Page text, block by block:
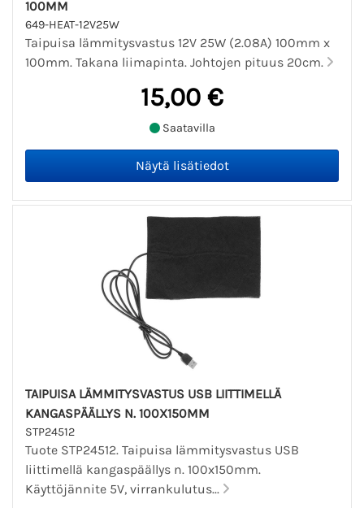
100MM
649-HEAT-12V25W
Taipuisa lämmitysvastus 12V 25W (2.08A) 100mm x
100mm. Takana liimapinta. Johtojen pituus 20cm.
15,00 €
Saatavilla
TAIPUISA LÄMMITYSVASTUS USB LIITTIMELLÄ
KANGASPÄÄLLYS N. 100X150MM
STP24512
Tuote STP24512. Taipuisa lämmitysvastus USB
liittimellä kangaspäällys n. 100x150mm.
Käyttöjännite 5V, virrankulutus...